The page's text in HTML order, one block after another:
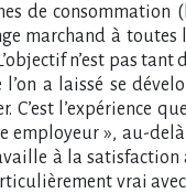
de
marchand à
n’est pas
a laissé se
C’est l’expérience
», au-
à la satisfaction
vrai